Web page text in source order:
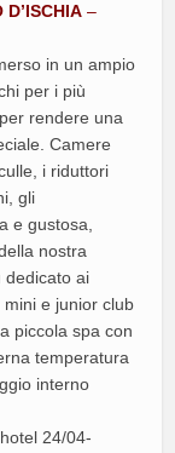
D’ISCHIA –
in un ampio
per i più
rendere una
Camere
i riduttori
gli
e gustosa,
nostra
dedicato ai
mini e junior club
piccola spa con
temperatura
interno
24/04-